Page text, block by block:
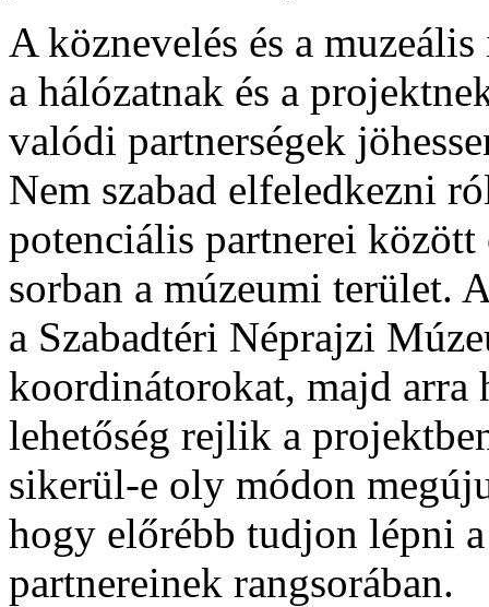
A köznevelés és a
a hálózatnak és a
valódi partnerségek
Nem szabad elfeledkezni
potenciális partnerei között
sorban a múzeumi terület.
a Szabadtéri Néprajzi
koordinátorokat, majd
lehetőség rejlik a
sikerül-e oly módon
hogy előrébb tudjon lépni
partnereinek rangsorában.